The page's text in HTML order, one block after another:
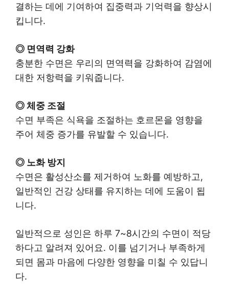
결하는 데에 기여하여 집중력과 기억력을 향상시
킵니다.
◎ 면역력 강화
충분한 수면은 우리의 면역력을 강화하여 감염에
대한 저항력을 키워줍니다.
◎ 체중 조절
수면 부족은 식욕을 조절하는 호르몬을 영향을
주어 체중 증가를 유발할 수 있습니다.
◎ 노화 방지
수면은 활성산소를 제거하여 노화를 예방하고,
일반적인 건강 상태를 유지하는 데에 도움이 됩
니다.
일반적으로 성인은 하루 7~8시간의 수면이 적당
하다고 알려져 있어요. 이를 넘기거나 부족하게
되면 몸과 마음에 다양한 영향을 미칠 수 있답니
다.